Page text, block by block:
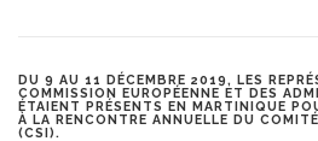
SIGNALER UNE FRAUDE
DU 9 AU 11 DÉCEMBRE 2019, LES
COMMISSION EUROPÉENNE ET DES
ÉTAIENT PRÉSENTS EN MARTINIQUE
À LA RENCONTRE ANNUELLE DU
(CSI).